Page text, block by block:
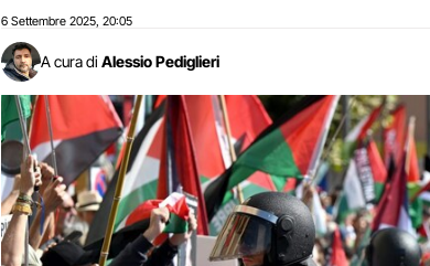
6 Settembre 2025 20:05
A cura di Alessio Pediglieri